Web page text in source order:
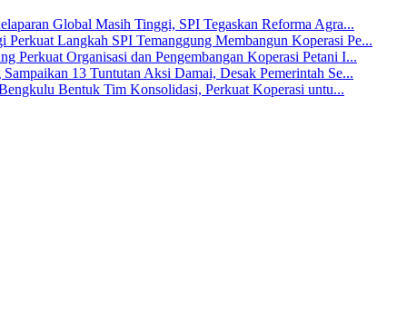
Global Masih Tinggi, SPI Tegaskan Reforma Agra...
Perkuat Langkah SPI Temanggung Membangun Koperasi Pe...
Perkuat Organisasi dan Pengembangan Koperasi Petani I...
13 Tuntutan Aksi Damai, Desak Pemerintah Se...
Bentuk Tim Konsolidasi, Perkuat Koperasi untu...